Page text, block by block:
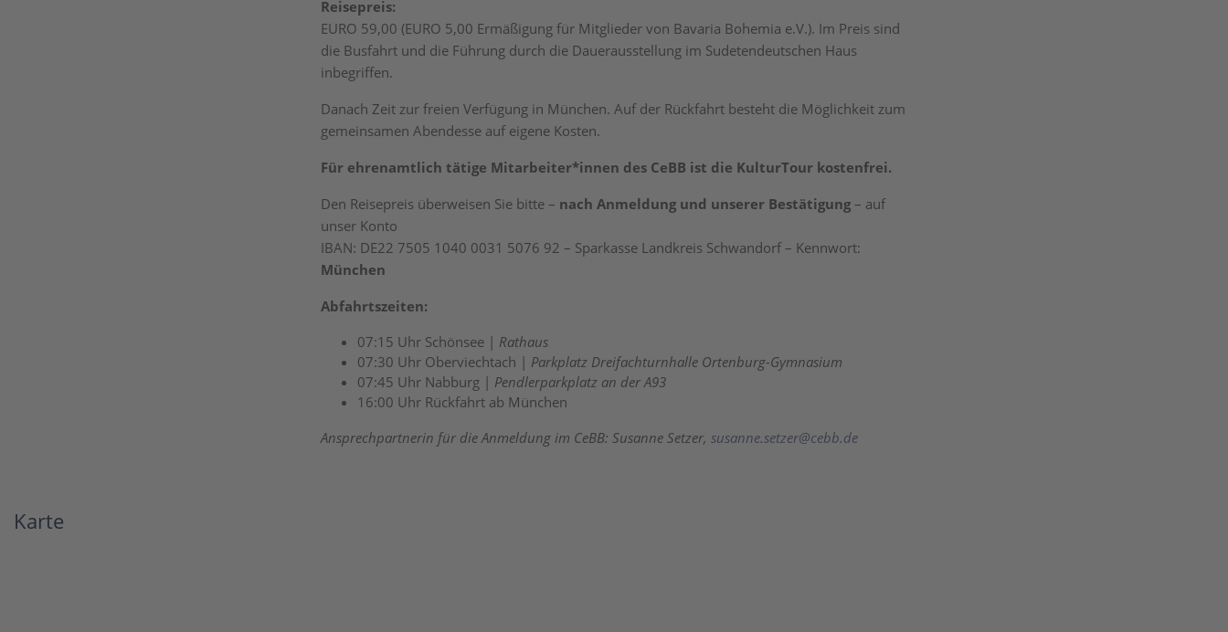
Reisepreis:
EURO 59,00 (EURO 5,00 Ermäßigung für Mitglieder von Bavaria Bohemia e.V.). Im Preis sind
die Busfahrt und die Führung durch die Dauerausstellung im Sudetendeutschen Haus
inbegriffen.
Danach Zeit zur freien Verfügung in München. Auf der Rückfahrt besteht die Möglichkeit zum
gemeinsamen Abendesse auf eigene Kosten.
Für ehrenamtlich tätige Mitarbeiter*innen des CeBB ist die KulturTour kostenfrei.
Den Reisepreis überweisen Sie bitte – nach Anmeldung und unserer Bestätigung – auf
unser Konto
IBAN: DE22 7505 1040 0031 5076 92 – Sparkasse Landkreis Schwandorf – Kennwort:
München
Abfahrtszeiten:
07:15 Uhr Schönsee | Rathaus
07:30 Uhr Oberviechtach | Parkplatz Dreifachturnhalle Ortenburg-Gymnasium
07:45 Uhr Nabburg | Pendlerparkplatz an der A93
16:00 Uhr Rückfahrt ab München
Ansprechpartnerin für die Anmeldung im CeBB: Susanne Setzer, susanne.setzer@cebb.de
Karte